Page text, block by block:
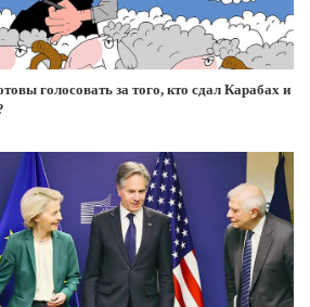
голосовать за того, кто сдал Карабах и